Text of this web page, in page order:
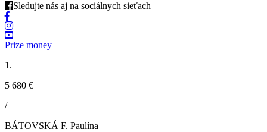
Sledujte nás aj na sociálnych sieťach
Prize money
1.
5 680 €
/
BÁTOVSKÁ F. Paulína